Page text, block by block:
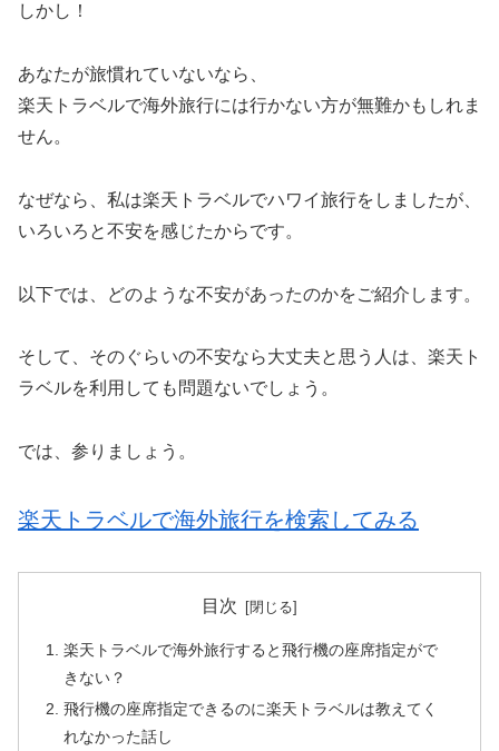
しかし！
あなたが旅慣れていないなら、
楽天トラベルで海外旅行には行かない方が無難かもしれま
せん。
なぜなら、私は楽天トラベルでハワイ旅行をしましたが、
いろいろと不安を感じたからです。
以下では、どのような不安があったのかをご紹介します。
そして、そのぐらいの不安なら大丈夫と思う人は、楽天ト
ラベルを利用しても問題ないでしょう。
では、参りましょう。
楽天トラベルで海外旅行を検索してみる
目次
楽天トラベルで海外旅行すると飛行機の座席指定がで
きない？
飛行機の座席指定できるのに楽天トラベルは教えてく
れなかった話し